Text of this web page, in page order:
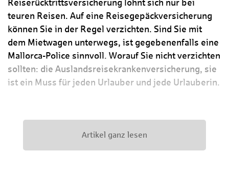
Reiserücktrittsversicherung lohnt sich nur bei
teuren Reisen. Auf eine Reisegepäckversicherung
können Sie in der Regel verzichten. Sind Sie mit
dem Mietwagen unterwegs, ist gegebenenfalls eine
Mallorca-Police sinnvoll. Worauf Sie nicht verzichten
sollten: die Auslandsreisekrankenversicherung, sie
ist ein Muss für jeden Urlauber und jede Urlauberin.
Artikel ganz lesen